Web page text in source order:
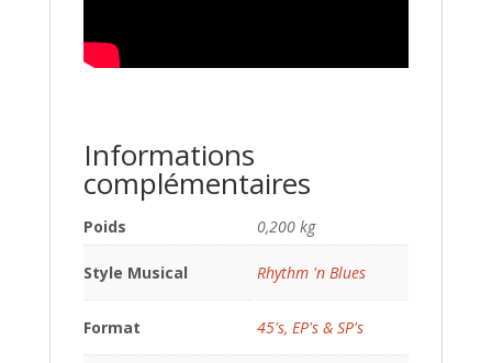
Informations
complémentaires
Poids 0,200 kg
Style Musical Rhythm 'n Blues
Format 45's, EP's & SP's